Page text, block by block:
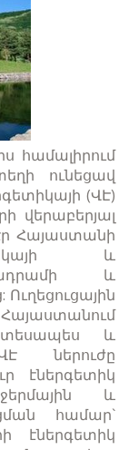
համալիրում
ունեցավ
(ՎԷ)
վերաբերյալ
Հայաստանի
և
և
և
ներուժը
էներգետիկ
և
համար`
էներգետիկ